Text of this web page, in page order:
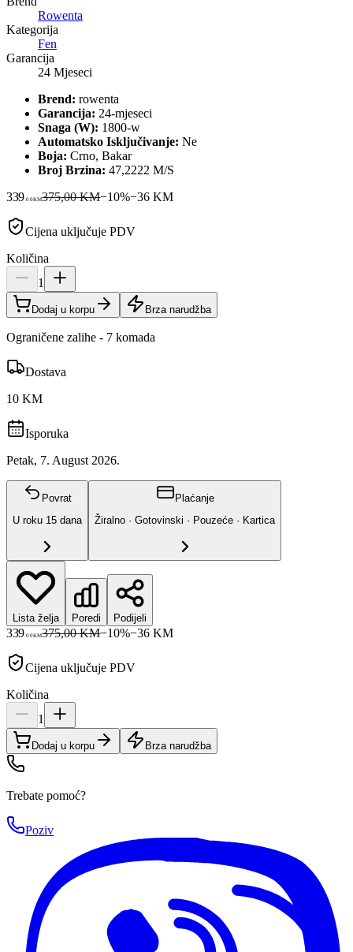
Rowenta
Kategorija
Fen
Garancija
24 Mjeseci
Brend: rowenta
Garancija: 24-mjeseci
Snaga (W): 1800-w
Automatsko Isključivanje: Ne
Boja: Crno, Bakar
Broj Brzina: 47,2222 M/S
339 00KM375,00 KM−10%−36 KM
Cijena uključuje PDV
Količina
1
Dodaj u korpu Brza narudžba
Ograničene zalihe - 7 komada
Dostava
10 KM
Isporuka
Petak, 7. August 2026.
Povrat
U roku 15 dana
Plaćanje
Žiralno · Gotovinski · Pouzeće · Kartica
Lista želja Poredi Podijeli
339 00KM375,00 KM−10%−36 KM
Cijena uključuje PDV
Količina
1
Dodaj u korpu Brza narudžba
Trebate pomoć?
Poziv